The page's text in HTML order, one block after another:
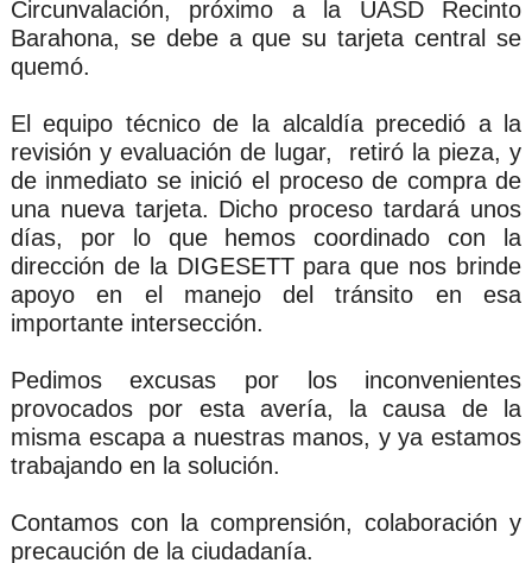
Circunvalación, próximo a la UASD Recinto
Barahona, se debe a que su tarjeta central se
quemó.
El equipo técnico de la alcaldía precedió a la
revisión y evaluación de lugar,  retiró la pieza, y
de inmediato se inició el proceso de compra de
una nueva tarjeta. Dicho proceso tardará unos
días, por lo que hemos coordinado con la
dirección de la DIGESETT para que nos brinde
apoyo en el manejo del tránsito en esa
importante intersección.
Pedimos excusas por los inconvenientes
provocados por esta avería, la causa de la
misma escapa a nuestras manos, y ya estamos
trabajando en la solución.
Contamos con la comprensión, colaboración y
precaución de la ciudadanía.